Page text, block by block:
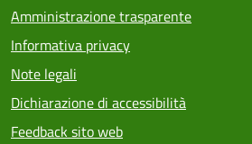
Amministrazione trasparente
Informativa privacy
Note legali
Dichiarazione di accessibilità
Feedback sito web